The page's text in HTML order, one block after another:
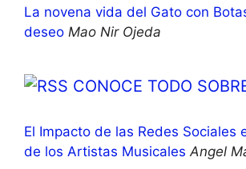
La novena vida del Gato con
deseo Mao Nir Ojeda
CONOCE TODO
El Impacto de las Redes Sociales
de los Artistas Musicales Angel